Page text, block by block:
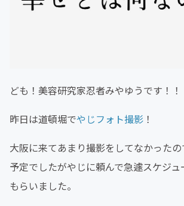
ども！美容研究家忍者みやゆうです！！
昨日は道頓堀でやじフォト撮影 ！
大阪に来てあまり撮影をしてなかった
予定でしたがやじに頼んで急遽スケジ
もらいました。